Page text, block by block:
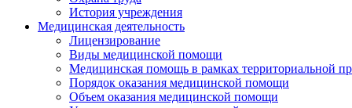
История учреждения
Медицинская деятельность
Лицензирование
Виды медицинской помощи
Медицинская помощь в рамках территориальной
Порядок оказания медицинской помощи
Объем оказания медицинской помощи